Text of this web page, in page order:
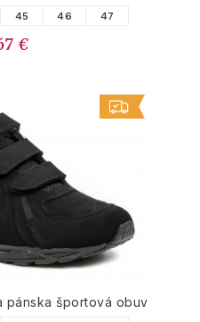
45 46 47
€
pánska športová obuv